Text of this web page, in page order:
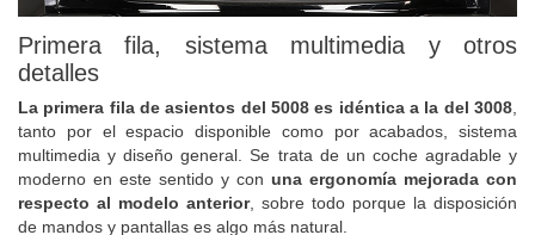
Primera fila, sistema multimedia y otros
La primera fila de asientos del 5008 es idéntica a la del 3008,
tanto por el espacio disponible como por acabados, sistema
multimedia y diseño general. Se trata de un coche agradable y
moderno en este sentido y conuna ergonomía mejorada con
respecto al modelo anterior , sobre todo porque la disposición